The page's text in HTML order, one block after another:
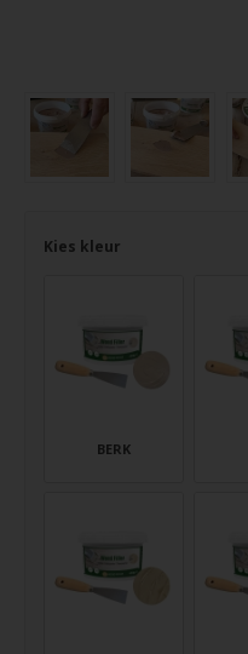
Kies kleur
BERK